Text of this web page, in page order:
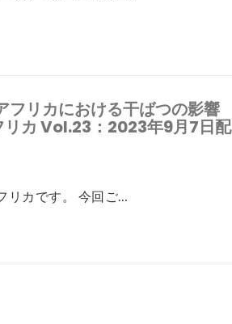
フリカにおける干ばつの影響
カ Vol.23：2023年9月7日配
リカです。 今回ご…